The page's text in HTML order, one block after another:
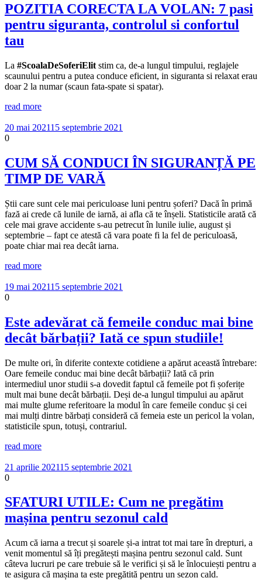
POZITIA CORECTA LA VOLAN: 7 pasi
pentru siguranta, controlul si confortul
tau
La #ScoalaDeSoferiElit stim ca, de-a lungul timpului, reglajele
scaunului pentru a putea conduce eficient, in siguranta si relaxat erau
doar 2 la numar (scaun fata-spate si spatar).
read more
20 mai 202115 septembrie 2021
0
CUM SĂ CONDUCI ÎN SIGURANȚĂ PE
TIMP DE VARĂ
Știi care sunt cele mai periculoase luni pentru șoferi? Dacă în primă
fază ai crede că lunile de iarnă, ai afla că te înșeli. Statisticile arată că
cele mai grave accidente s-au petrecut în lunile iulie, august și
septembrie – fapt ce atestă că vara poate fi la fel de periculoasă,
poate chiar mai rea decât iarna.
read more
19 mai 202115 septembrie 2021
0
Este adevărat că femeile conduc mai bine
decât bărbații? Iată ce spun studiile!
De multe ori, în diferite contexte cotidiene a apărut această întrebare:
Oare femeile conduc mai bine decât bărbații? Iată că prin
intermediul unor studii s-a dovedit faptul că femeile pot fi șoferițe
mult mai bune decât bărbații. Deși de-a lungul timpului au apărut
mai multe glume referitoare la modul în care femeile conduc și cei
mai mulți dintre bărbați consideră că femeia este un pericol la volan,
statisticile spun, totuși, contrariul.
read more
21 aprilie 202115 septembrie 2021
0
SFATURI UTILE: Cum ne pregătim
mașina pentru sezonul cald
Acum că iarna a trecut și soarele și-a intrat tot mai tare în drepturi, a
venit momentul să îți pregătești mașina pentru sezonul cald. Sunt
câteva lucruri pe care trebuie să le verifici și să le înlocuiești pentru a
te asigura că mașina ta este pregătită pentru un sezon cald.